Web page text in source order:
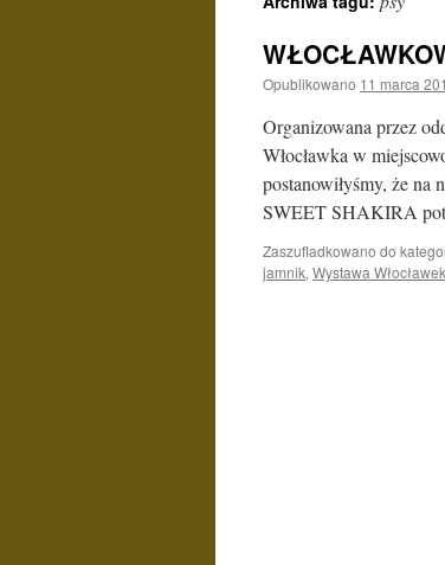
Opublikowano 11 marca
Organizowana przez
Włocławka w
postanowiłyśmy, że
SWEET SHAKIRA
Zaszufladkowano do
jamnik, Wystawa Włocławek